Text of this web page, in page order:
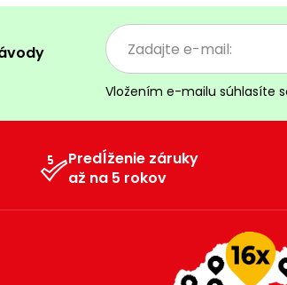
Vložením e-mailu súhlasíte
Predĺženie záruky
až na 5 rokov